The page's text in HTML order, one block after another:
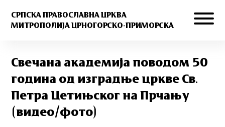
СРПСКА ПРАВОСЛАВНА ЦРКВА
МИТРОПОЛИЈА ЦРНОГОРСКО-ПРИМОРСКА
Свечана академија поводом 50
година од изградње цркве Св.
Петра Цетињског на Прчању
(видео/фото)